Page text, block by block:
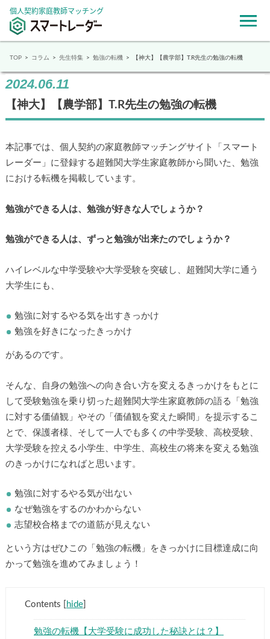
個人契約家庭教師マッチング
TOP コラム 先生特集 勉強の転機 【神大】【農学部】T.R先生の勉強の転機
2024.06.11
【神大】【農学部】T.R先生の勉強の転機
本記事では、個人契約の家庭教師マッチングサイト「スマート
レーダー」に登録する超難関大学生家庭教師から聞いた、勉強
における転機を掲載しています。
勉強ができる人は、勉強が好きな人でしょうか？
勉強ができる人は、ずっと勉強が出来たのでしょうか？
ハイレベルな中学受験や大学受験を突破し、超難関大学に通う
大学生にも、
勉強に対するやる気を出すきっかけ
勉強を好きになったきっかけ
があるのです。
そんな、自身の勉強への向き合い方を変えるきっかけをもとに
して受験勉強を乗り切った超難関大学生家庭教師の語る「勉強
に対する価値観」やその「価値観を変えた瞬間」を提示するこ
とで、保護者様、そして一人でも多くの中学受験、高校受験、
大学受験を控える小学生、中学生、高校生の将来を変える勉強
のきっかけになればと思います。
勉強に対するやる気が出ない
なぜ勉強をするのかわからない
志望校合格までの道筋が見えない
という方はぜひこの「勉強の転機」をきっかけに目標達成に向
かって勉強を進めてみましょう！
Contents hide]
勉強の転機【大学受験に成功した秘訣とは？】